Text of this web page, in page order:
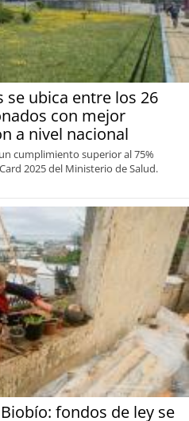
se ubica entre los 26
con mejor
a nivel nacional
cumplimiento superior al 75%
2025 del Ministerio de Salud.
fondos de ley se